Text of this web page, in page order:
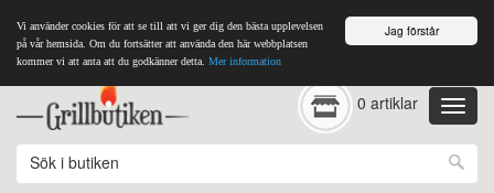
Jag förstår
Vi använder cookies för att se till att vi ger dig den bästa upplevelsen
på vår hemsida. Om du fortsätter att använda den här webbplatsen
kommer vi att anta att du godkänner detta. Mer information
0 artiklar